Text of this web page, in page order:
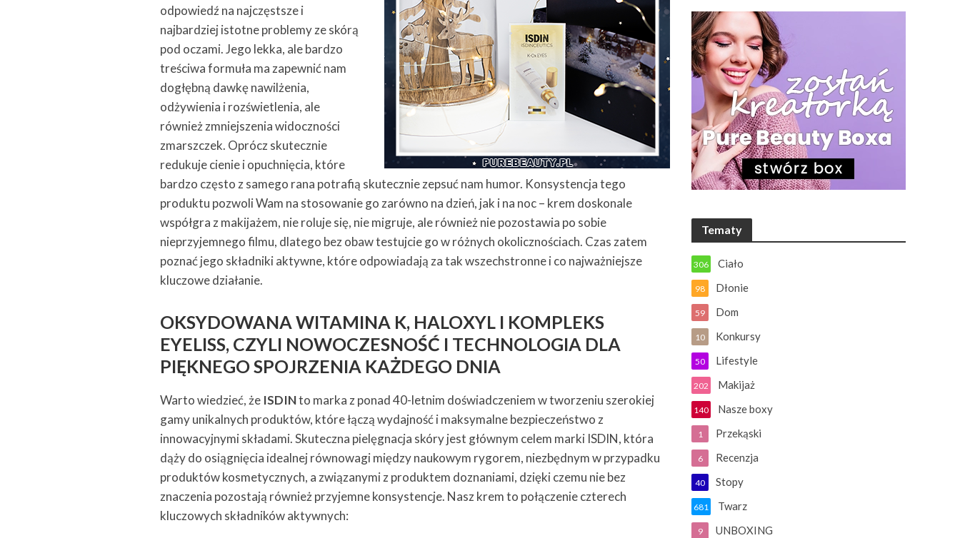
odpowiedź na najczęstsze i
najbardziej istotne problemy ze skórą
pod oczami. Jego lekka, ale bardzo
treściwa formuła ma zapewnić nam
dogłębną dawkę nawilżenia,
odżywienia i rozświetlenia, ale
również zmniejszenia widoczności
zmarszczek. Oprócz skutecznie
redukuje cienie i opuchnięcia, które
bardzo często z samego rana potrafią skutecznie zepsuć nam humor. Konsystencja tego
produktu pozwoli Wam na stosowanie go zarówno na dzień, jak i na noc – krem doskonale
współgra z makijażem, nie roluje się, nie migruje, ale również nie pozostawia po sobie
nieprzyjemnego filmu, dlatego bez obaw testujcie go w różnych okolicznościach. Czas zatem
poznać jego składniki aktywne, które odpowiadają za tak wszechstronne i co najważniejsze
kluczowe działanie.
OKSYDOWANA WITAMINA K, HALOXYL I KOMPLEKS
EYELISS, CZYLI NOWOCZESNOŚĆ I TECHNOLOGIA DLA
PIĘKNEGO SPOJRZENIA KAŻDEGO DNIA
Warto wiedzieć, że ISDINto marka z ponad 40-letnim doświadczeniem w tworzeniu szerokiej
gamy unikalnych produktów, które łączą wydajność i maksymalne bezpieczeństwo z
innowacyjnymi składami. Skuteczna pielęgnacja skóry jest głównym celem marki ISDIN, która
dąży do osiągnięcia idealnej równowagi między naukowym rygorem, niezbędnym w przypadku
produktów kosmetycznych, a związanymi z produktem doznaniami, dzięki czemu nie bez
znaczenia pozostają również przyjemne konsystencje. Nasz krem to połączenie czterech
kluczowych składników aktywnych:
Tematy
Ciało
306
Dłonie
98
Dom
59
Konkursy
10
Lifestyle
50
Makijaż
202
Nasze boxy
140
Przekąski
1
Recenzja
6
Stopy
40
Twarz
681
UNBOXING
9